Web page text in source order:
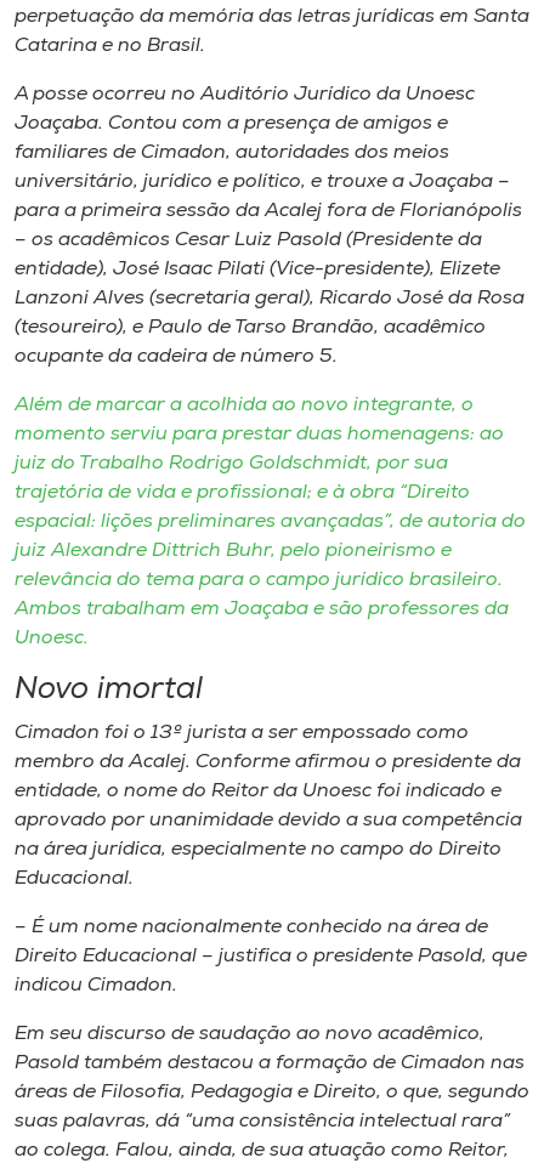
Selecione
o idioma
A+
A-
perpetuação da memória das letras jurídicas em Santa
Catarina e no Brasil.
A posse ocorreu no Auditório Jurídico da Unoesc
Joaçaba. Contou com a presença de amigos e
familiares de Cimadon, autoridades dos meios
universitário, jurídico e político, e trouxe a Joaçaba –
para a primeira sessão da Acalej fora de Florianópolis
– os acadêmicos Cesar Luiz Pasold (Presidente da
entidade), José Isaac Pilati (Vice-presidente), Elizete
Lanzoni Alves (secretaria geral), Ricardo José da Rosa
(tesoureiro), e Paulo de Tarso Brandão, acadêmico
ocupante da cadeira de número 5.
Além de marcar a acolhida ao novo integrante, o
momento serviu para prestar duas homenagens: ao
juiz do Trabalho Rodrigo Goldschmidt, por sua
trajetória de vida e profissional; e à obra “Direito
espacial: lições preliminares avançadas”, de autoria do
juiz Alexandre Dittrich Buhr, pelo pioneirismo e
relevância do tema para o campo jurídico brasileiro.
Ambos trabalham em Joaçaba e são professores da
Unoesc.
Novo imortal
Cimadon foi o 13º jurista a ser empossado como
membro da Acalej. Conforme afirmou o presidente da
entidade, o nome do Reitor da Unoesc foi indicado e
aprovado por unanimidade devido a sua competência
na área jurídica, especialmente no campo do Direito
Educacional.
– É um nome nacionalmente conhecido na área de
Direito Educacional – justifica o presidente Pasold, que
indicou Cimadon.
Em seu discurso de saudação ao novo acadêmico,
Pasold também destacou a formação de Cimadon nas
áreas de Filosofia, Pedagogia e Direito, o que, segundo
suas palavras, dá “uma consistência intelectual rara”
ao colega. Falou, ainda, de sua atuação como Reitor,